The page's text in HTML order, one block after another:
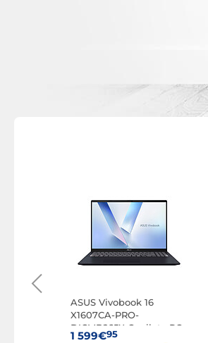
ASUS Vivobook 16
X1607CA-PRO-
DICMB265X Copilot+ PC
1 599€95